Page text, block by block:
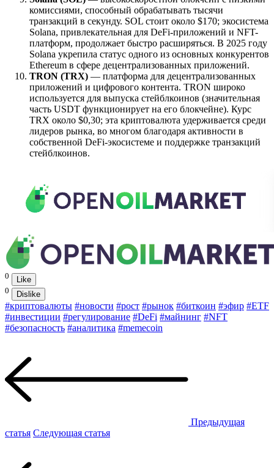
комиссиями, способный обрабатывать тысячи
транзакций в секунду. SOL стоит около $170; экосистема
Solana, привлекательная для DeFi-приложений и NFT-
платформ, продолжает быстро расширяться. В 2025 году
Solana укрепила статус одного из основных конкурентов
Ethereum в сфере децентрализованных приложений.
TRON (TRX) — платформа для децентрализованных
приложений и цифрового контента. TRON широко
используется для выпуска стейблкоинов (значительная
часть USDT функционирует на его блокчейне). Курс
TRX около $0,30; эта криптовалюта удерживается среди
лидеров рынка, во многом благодаря активности в
собственной DeFi-экосистеме и поддержке транзакций
стейблкоинов.
0
Like
0
Dislike
#криптовалюты #новости #рост #рынок #биткоин #эфир #ETF
#инвестиции #регулирование #DeFi #майнинг #NFT
#безопасность #аналитика #memecoin
Предыдущая
статья Следующая статья